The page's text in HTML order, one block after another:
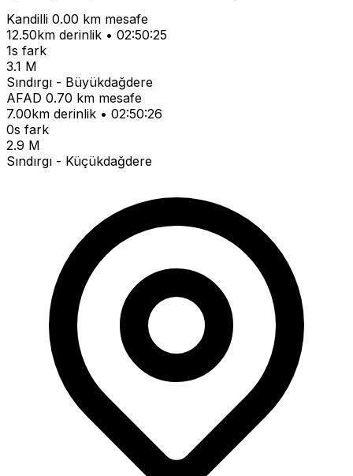
Kandilli 0.00 km mesafe
12.50km derinlik • 02:50:25
1s fark
3.1 M
Sındırgı - Büyükdağdere
AFAD 0.70 km mesafe
7.00km derinlik • 02:50:26
0s fark
2.9 M
Sındırgı - Küçükdağdere